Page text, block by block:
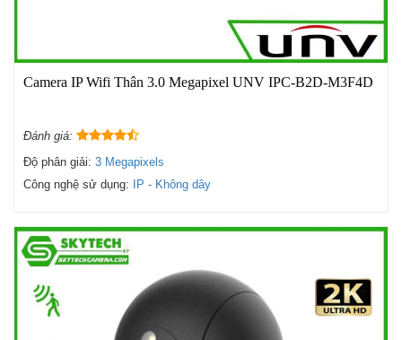
Camera IP Wifi Thân 3.0 Megapixel UNV IPC-B2D-M3F4D
Đánh giá:
Độ phân giải: 3 Megapixels
Công nghệ sử dụng:
IP - Không dây